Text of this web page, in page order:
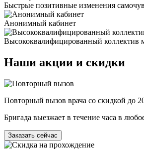
Быстрые позитивные изменения
Анонимный кабинет
Высококвалифицированный коллектив
Наши акции и скидки
Повторный вызов врача со скидкой до
Бригада выезжает в течение часа в
Заказать сейчас